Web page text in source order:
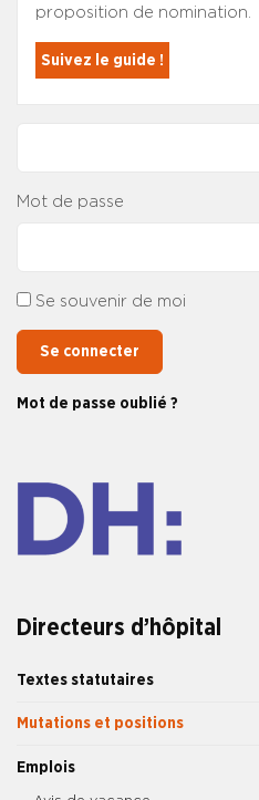
Directeurs d’hôpital
Textes statutaires
Mutations et positions
Emplois
proposition de nomination.
Suivez le guide !
Mot de passe
Se souvenir de moi
Se connecter
Mot de passe oublié ?